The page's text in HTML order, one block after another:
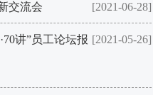
[2021-06-28]
交流会
[2021-05-26]
讲”员工论坛报